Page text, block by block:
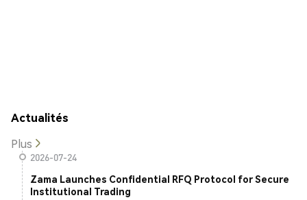
Actualités
Plus
2026-07-24
Zama Launches Confidential RFQ Protocol for Secure
Institutional Trading